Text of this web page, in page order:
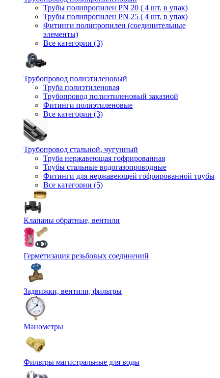
Трубы полипропилен PN 20 ( 4 шт. в упак)
Трубы полипропилен PN 25 ( 4 шт. в упак)
Фитинги полипропилен (cоединительные
элементы)
Все категории (3)
Трубопровод полиэтиленовый
Труба полиэтиленовая
Трубопровод полиэтиленовый заказной
Фитинги полиэтиленовые
Все категории (3)
Трубопровод стальной, чугунный
Труба нержавеющая гофрированная
Трубы стальные водогазопроводные
Фитинги для нержавеющей гофрированной трубы
Все категории (5)
Клапаны обратные, вентили
Герметизация резьбовых соединений
Задвижки, вентили, фильтры
Манометры
Фильтры магистральные для воды